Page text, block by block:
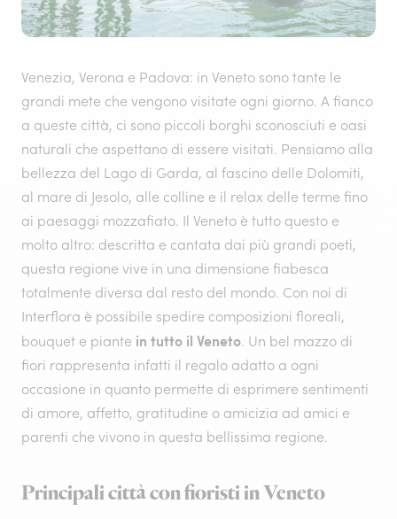
Venezia, Verona e Padova: in Veneto sono tante le
grandi mete che vengono visitate ogni giorno. A fianco
a queste città, ci sono piccoli borghi sconosciuti e oasi
naturali che aspettano di essere visitati. Pensiamo alla
bellezza del Lago di Garda, al fascino delle Dolomiti,
al mare di Jesolo, alle colline e il relax delle terme fino
ai paesaggi mozzafiato. Il Veneto è tutto questo e
molto altro: descritta e cantata dai più grandi poeti,
questa regione vive in una dimensione fiabesca
totalmente diversa dal resto del mondo. Con noi di
Interflora è possibile spedire composizioni floreali,
bouquet e piante in tutto il Veneto. Un bel mazzo di
fiori rappresenta infatti il regalo adatto a ogni
occasione in quanto permette di esprimere sentimenti
di amore, affetto, gratitudine o amicizia ad amici e
parenti che vivono in questa bellissima regione.
Principali città con fioristi in Veneto